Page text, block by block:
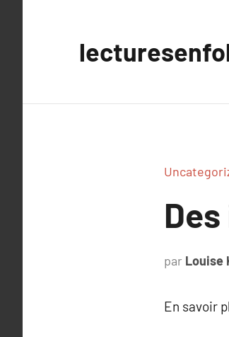
par Louise
En savoir